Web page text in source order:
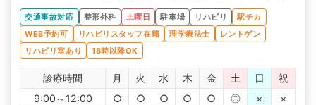
交通事故対応 整形外科 土曜日 駐車場 リハビリ
駅チカ
WEB予約可
リハビリスタッフ在籍 理学療法士
レントゲン
リハビリ室あり
18時以降OK
診療時間 月 火 水 木 金 土 日
祝
9:00～12:00
○ ○ ○ ○ ○ ◎ ×
×